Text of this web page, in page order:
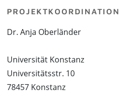
PROJEKTKOORDINATION
Dr. Anja Oberländer
Universität Konstanz
Universitätsstr. 10
78457 Konstanz